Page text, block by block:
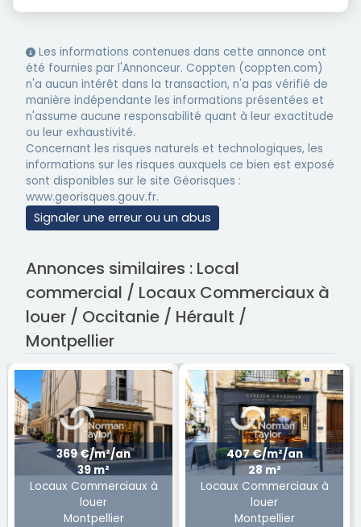
Les informations contenues dans cette annonce ont
été fournies par l'Annonceur. Coppten (coppten.com)
n'a aucun intérêt dans la transaction, n'a pas vérifié de
manière indépendante les informations présentées et
n'assume aucune responsabilité quant à leur exactitude
ou leur exhaustivité.
Concernant les risques naturels et technologiques, les
informations sur les risques auxquels ce bien est exposé
sont disponibles sur le site Géorisques :
www.georisques.gouv.fr.
Signaler une erreur ou un abus
Annonces similaires : Local
commercial / Locaux Commerciaux à
louer / Occitanie / Hérault /
Montpellier
369 €/m²/an
39 m²
Locaux Commerciaux à
louer
Montpellier
407 €/m²/an
28 m²
Locaux Commerciaux à
louer
Montpellier